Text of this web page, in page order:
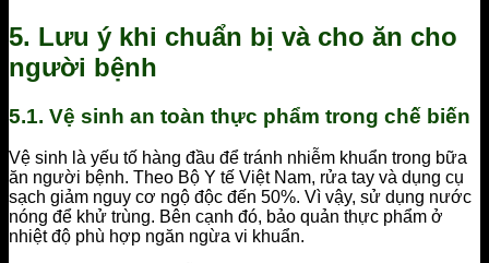
5. Lưu ý khi chuẩn bị và cho ăn cho
người bệnh
5.1. Vệ sinh an toàn thực phẩm trong chế biến
Vệ sinh là yếu tố hàng đầu để tránh nhiễm khuẩn trong bữa
ăn người bệnh. Theo Bộ Y tế Việt Nam, rửa tay và dụng cụ
sạch giảm nguy cơ ngộ độc đến 50%. Vì vậy, sử dụng nước
nóng để khử trùng. Bên cạnh đó, bảo quản thực phẩm ở
nhiệt độ phù hợp ngăn ngừa vi khuẩn.